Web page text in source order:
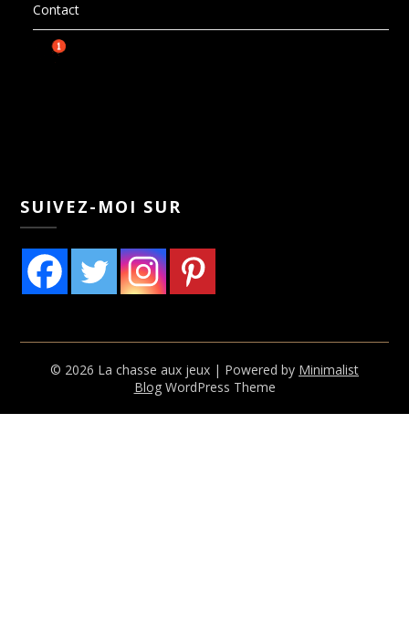
Contact
SUIVEZ-MOI SUR
© 2026 La chasse aux jeux | Powered by Minimalist
BlogWordPress Theme